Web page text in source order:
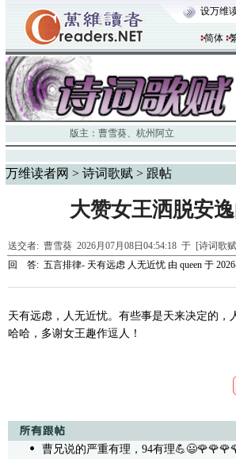
设万维
简体
版主： 曹雪葵、 杭州阿立
万维读者网 > 诗词歌赋 > 跟帖
大赞女王洒脱安
送交者: 曹雪葵 2026月07月08日04:54:18 于 [诗词歌
回 答: 五言排律- 天有远虑 人无近忧 由 queen 于
天有远虑，人无近忧。有些事是天来决定的
哈哈，多谢女王趣作逗人！
曹兄说的严重有理，94有理